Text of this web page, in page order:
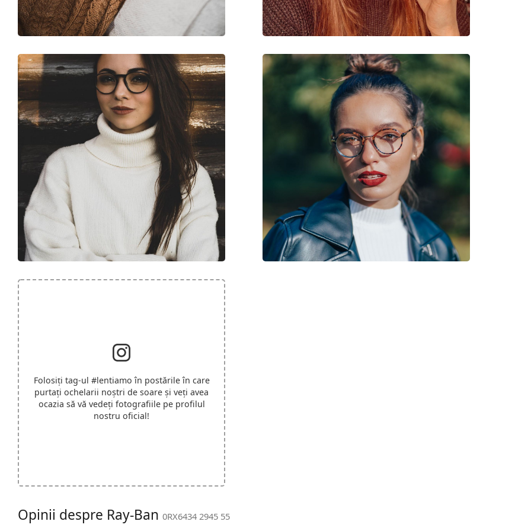
Brand:
Ray-Ban
Cod:
0RX6434 2945 55
Folosiți tag-ul #lentiamo în postările în care
purtați ochelarii noștri de soare și veți avea
ocazia să vă vedeți fotografiile pe profilul
nostru oficial!
Opinii despre Ray-Ban 0RX6434 2945 55